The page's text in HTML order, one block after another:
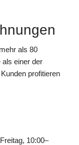
als 80
einer der
profitieren
10:00–